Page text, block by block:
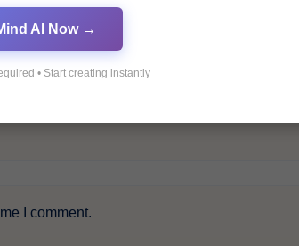
I comment.
AI Now →
• Start creating instantly